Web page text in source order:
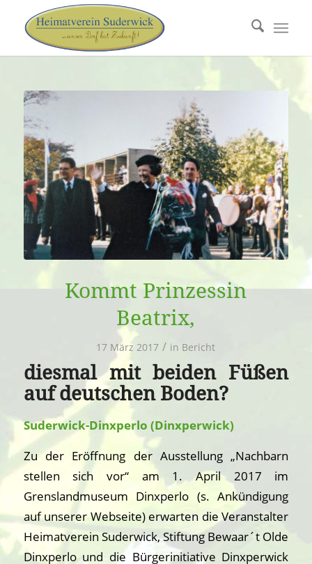
Kommt Prinzessin
Beatrix,
17 März 2017 / in Bericht
diesmal mit beiden Füßen
auf deutschen Boden?
Suderwick-Dinxperlo (Dinxperwick)
Zu der Eröffnung der Ausstellung „Nachbarn
stellen sich vor“ am 1. April 2017 im
Grenslandmuseum Dinxperlo (s. Ankündigung
auf unserer Webseite) erwarten die Veranstalter
Heimatverein Suderwick, Stiftung Bewaar´t Olde
Dinxperlo und die Bürgerinitiative Dinxperwick